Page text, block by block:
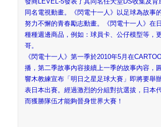
同名電視動畫。《閃電十一人》以足球為故事
努力不懈的青春勵志動畫。《閃電十一人》在
種種週邊商品，例如：球員卡、公仔模型等，
哥。
《閃電十一人》第一季於2010年5月在
播，第二季故事內容接續上一季的故事內容，
響木教練宣布「明日之星足球大賽」即將要舉
表日本出賽。經過激烈的分組對抗選拔，日本
而獲勝隊伍才能夠晉身世界大賽！